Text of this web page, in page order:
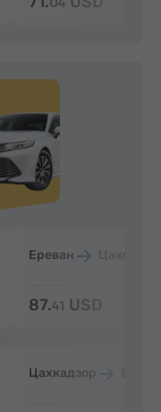
Ереван
87.41 USD
Цахкадзор